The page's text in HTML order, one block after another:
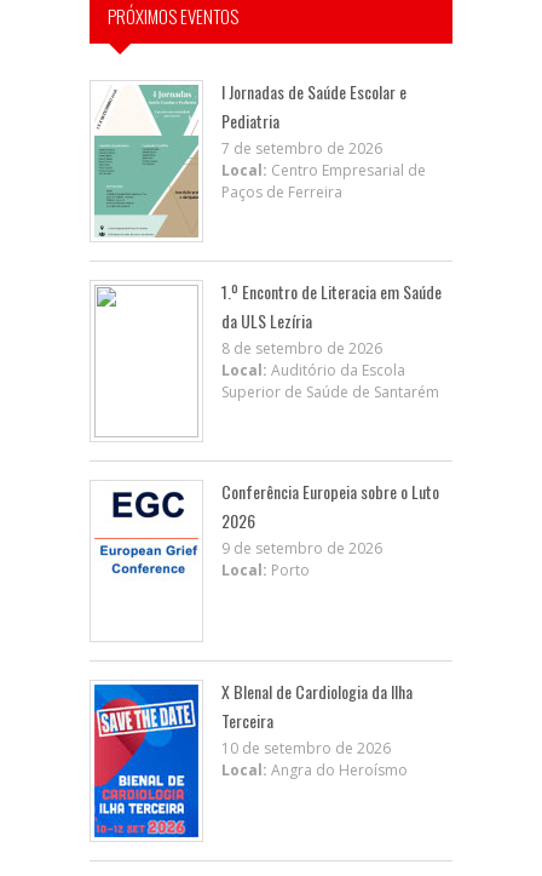
PRÓXIMOS EVENTOS
I Jornadas de Saúde Escolar e
Pediatria
7 de setembro de 2026
Local: Centro Empresarial de
Paços de Ferreira
1.º Encontro de Literacia em Saúde
da ULS Lezíria
8 de setembro de 2026
Local: Auditório da Escola
Superior de Saúde de Santarém
Conferência Europeia sobre o Luto
2026
9 de setembro de 2026
Local: Porto
X BIenal de Cardiologia da Ilha
Terceira
10 de setembro de 2026
Local: Angra do Heroísmo